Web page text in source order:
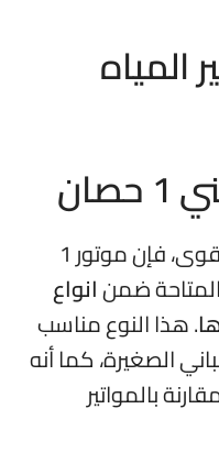
إذا كنت تحتاج إلى ضغط مياه أقوى، فإن موتور 1
ضمنانواع
. هذا النوع مناسب
الصغيرة، كما أنه
بالمواتير